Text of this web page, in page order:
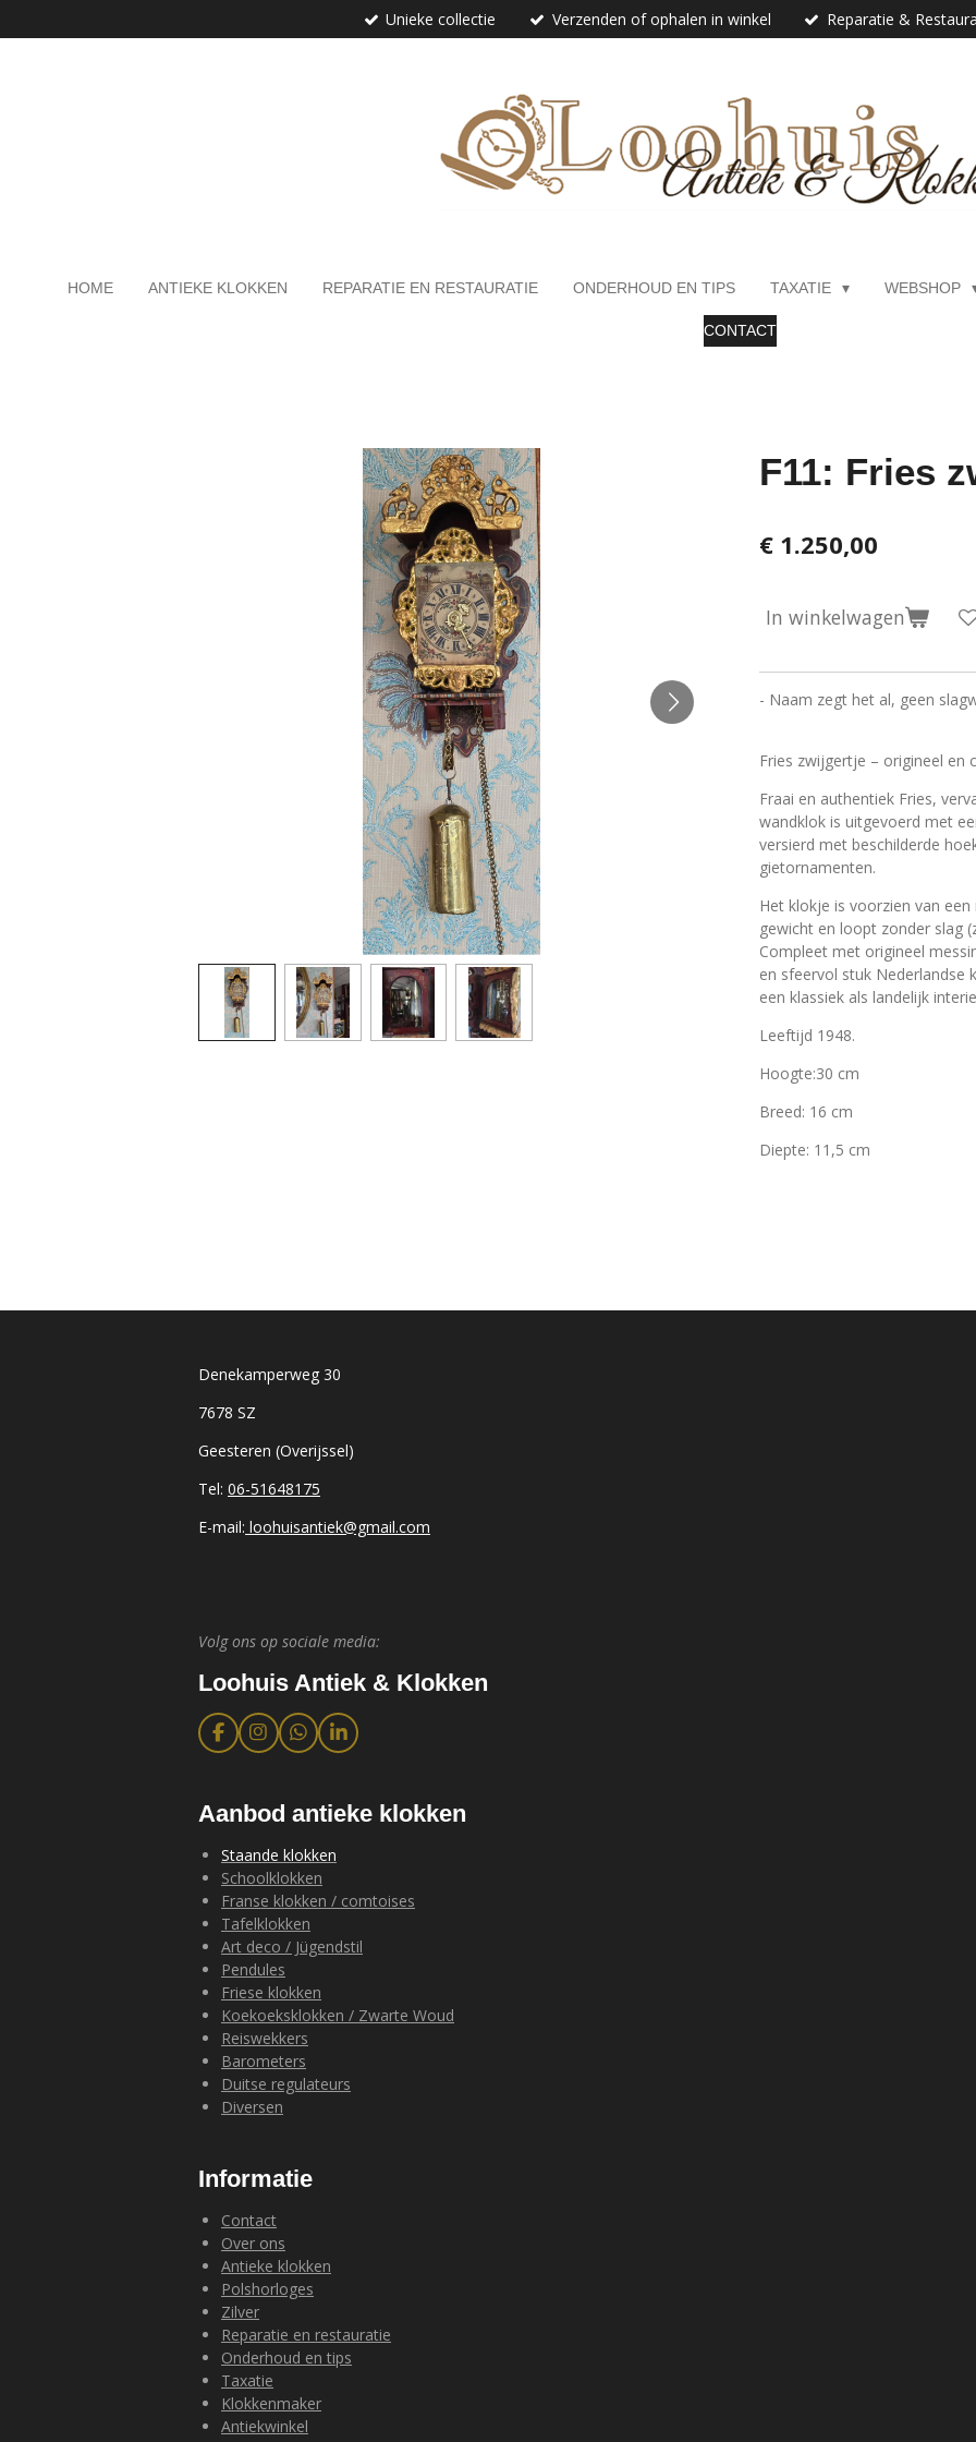
direct
Unieke collectie Verzenden of ophalen in winkel Reparatie &
HOME ANTIEKE KLOKKEN REPARATIE EN RESTAURATIE ONDERHOUD EN TIPS TAXATIE WEBSHOP
CONTACT
F11: Fries
€ 1.250,00
In winkelwagen
- Naam zegt het al, geen
Fries zwijgertje – origineel en
Fraai en authentiek Fries,
wandklok is uitgevoerd met
versierd met beschilderde
gietornamenten.
Het klokje is voorzien van
gewicht en loopt zonder slag
Compleet met origineel
en sfeervol stuk Nederlandse
een klassiek als landelijk
Leeftijd 1948.
Hoogte:30 cm
Breed: 16 cm
Diepte: 11,5 cm
Denekamperweg 30
7678 SZ
Geesteren (Overijssel)
Tel: 06-51648175
E-mail: loohuisantiek@gmail.com
Volg ons op sociale media:
Loohuis Antiek & Klokken
F
a
b
o
k
I
n
a
g
a
m
W
h
s
A
p
p
L
i
e
d
Aanbod antieke klokken
Staande klokken
Schoolklokken
Franse klokken / comtoises
Tafelklokken
Art deco / Jügendstil
Pendules
Friese klokken
Koekoeksklokken / Zwarte Woud
Reiswekkers
Barometers
Duitse regulateurs
Diversen
Informatie
Contact
Over ons
Antieke klokken
Polshorloges
Zilver
Reparatie en restauratie
Onderhoud en tips
Taxatie
Klokkenmaker
Antiekwinkel